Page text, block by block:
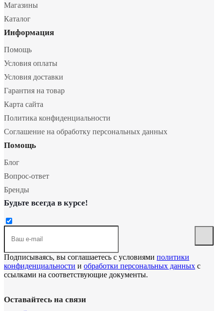
Магазины
Каталог
Информация
Помощь
Условия оплаты
Условия доставки
Гарантия на товар
Карта сайта
Политика конфиденциальности
Соглашение на обработку персональных данных
Помощь
Блог
Вопрос-ответ
Бренды
Будьте всегда в курсе!
Подписываясь, вы соглашаетесь с условиями политики
конфиденциальности и обработки персональных данных с
ссылками на соответствующие документы.
Оставайтесь на связи